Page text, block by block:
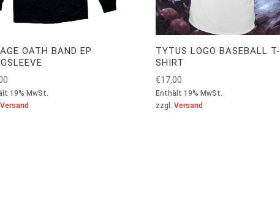
OATH BAND EP
19% MwSt.
Versand
TYTUS LOGO BASEBALL T-
SHIRT
€17,00
Enthält 19% MwSt.
zzgl. Versand